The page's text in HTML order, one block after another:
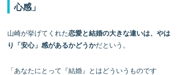
心感」
山崎が挙げてくれた恋愛と結婚の大きな違いは、やは
り「安心」感があるかどうかだという。
「あなたにとって『結婚』とはどういうものです